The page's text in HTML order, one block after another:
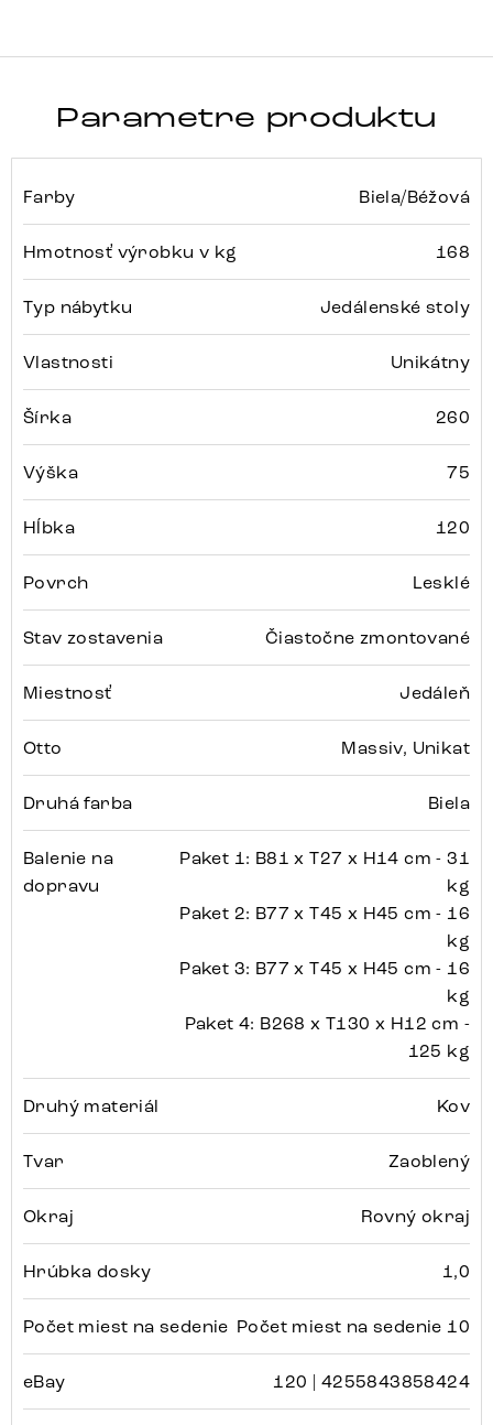
Parametre produktu
Farby Biela/Béžová
Hmotnosť výrobku v kg 168
Typ nábytku Jedálenské stoly
Vlastnosti Unikátny
Šírka 260
Výška 75
Hĺbka 120
Povrch Lesklé
Stav zostavenia Čiastočne zmontované
Miestnosť Jedáleň
Otto Massiv, Unikat
Druhá farba Biela
Balenie na
dopravu
Paket 1: B81 x T27 x H14 cm - 31
kg
Paket 2: B77 x T45 x H45 cm - 16
kg
Paket 3: B77 x T45 x H45 cm - 16
kg
Paket 4: B268 x T130 x H12 cm -
125 kg
Druhý materiál Kov
Tvar Zaoblený
Okraj Rovný okraj
Hrúbka dosky 1,0
Počet miest na sedenie Počet miest na sedenie 10
eBay 120 | 4255843858424